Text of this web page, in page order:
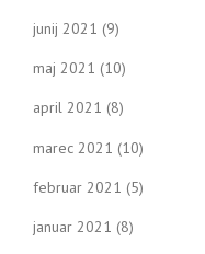
junij 2021 (9)
maj 2021 (10)
april 2021 (8)
marec 2021 (10)
februar 2021 (5)
januar 2021 (8)